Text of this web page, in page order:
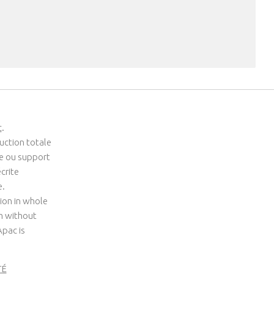
.
totale
ou support
in whole
without
is